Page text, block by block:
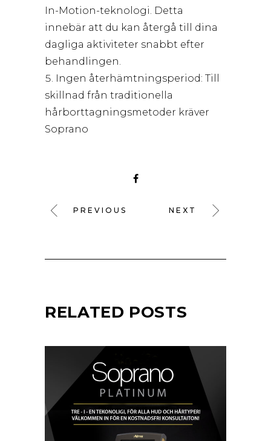
In-Motion-teknologi. Detta
innebär att du kan återgå till dina
dagliga aktiviteter snabbt efter
behandlingen.
Ingen återhämtningsperiod: Till
skillnad från traditionella
hårborttagningsmetoder kräver
Soprano
PREVIOUS NEXT
RELATED POSTS